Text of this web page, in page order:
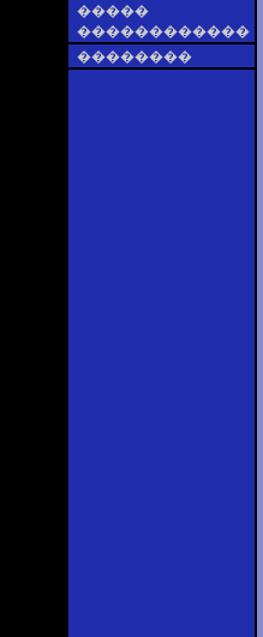
�����
������������
��������